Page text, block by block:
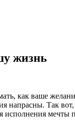
жизнь
как ваше
Так
исполнения